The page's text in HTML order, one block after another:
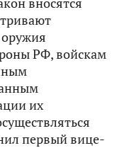
РФ, войскам
их
первый вице-